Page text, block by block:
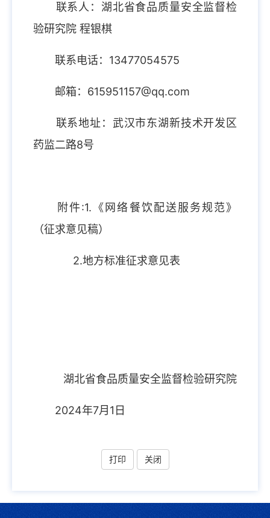
联系人：湖北省食品质量安全监督检
验研究院 程银棋
联系电话：13477054575
邮箱：615951157@qq.com
联系地址：武汉市东湖新技术开发区
药监二路8号
附件:1.《网络餐饮配送服务规范》
（征求意见稿）
2.地方标准征求意见表
湖北省食品质量安全监督检验研究院
2024年7月1日
打印 关闭